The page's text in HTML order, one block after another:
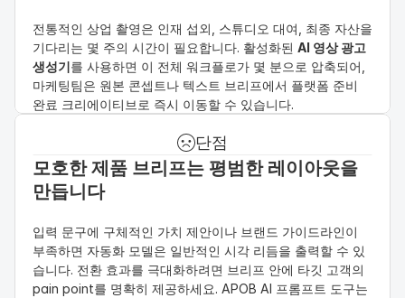
전통적인 상업 촬영은 인재 섭외, 스튜디오 대여, 최종 자산을
기다리는 몇 주의 시간이 필요합니다. 활성화된 AI 영상 광고
생성기를 사용하면 이 전체 워크플로가 몇 분으로 압축되어,
마케팅팀은 원본 콘셉트나 텍스트 브리프에서 플랫폼 준비
완료 크리에이티브로 즉시 이동할 수 있습니다.
단점
모호한 제품 브리프는 평범한 레이아웃을
만듭니다
입력 문구에 구체적인 가치 제안이나 브랜드 가이드라인이
부족하면 자동화 모델은 일반적인 시각 리듬을 출력할 수 있
습니다. 전환 효과를 극대화하려면 브리프 안에 타깃 고객의
pain point를 명확히 제공하세요. APOB AI 프롬프트 도구는